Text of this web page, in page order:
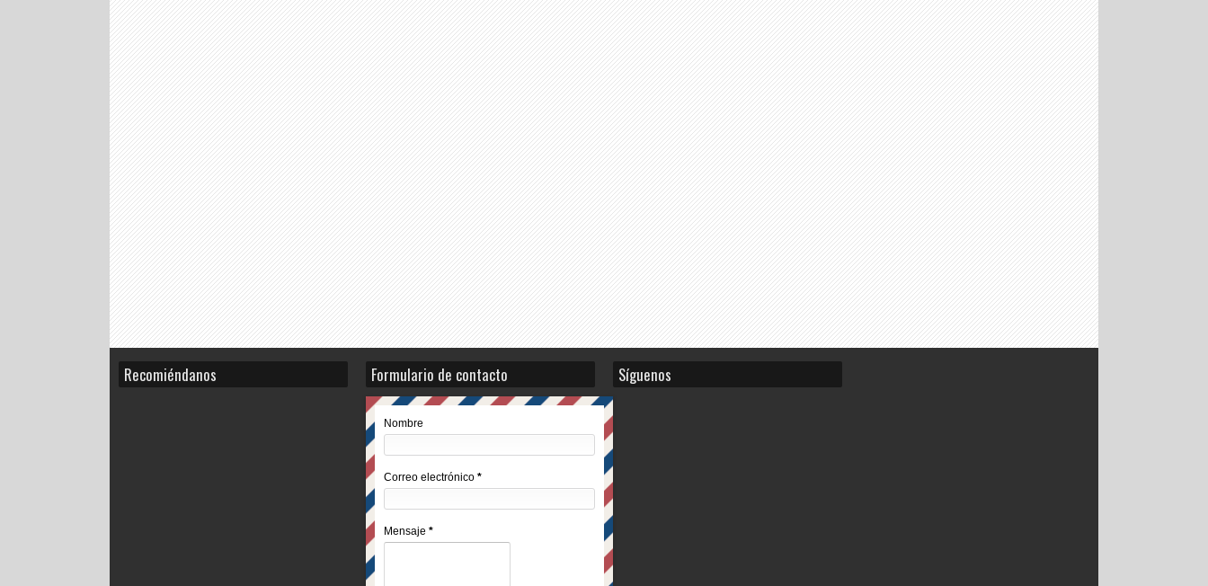
Recomiéndanos Formulario de contacto
Nombre
Correo electrónico *
Mensaje *
Síguenos